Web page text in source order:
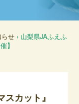
らせ › 山梨県JAふえふ
】
カット』